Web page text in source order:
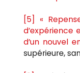
[5]
«
d’expérience
d’un nouvel
supérieure,